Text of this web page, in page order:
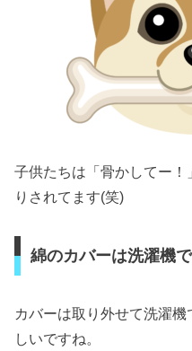
子供たちは「骨かしてー
りされてます(笑)
綿のカバーは洗濯機
カバーは取り外せて洗濯
しいですね。